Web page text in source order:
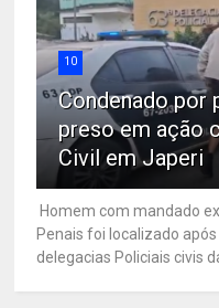
10
Condenado por
preso em ação
Civil em Japeri
Homem com mandado
Penais foi localizado
delegacias Policiais civis da